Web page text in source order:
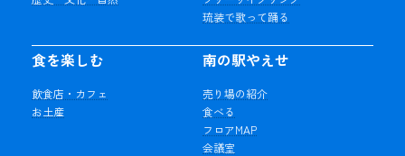
琉装で歌って踊る
食を楽しむ
飲食店・カフェ
お土産
南の駅やえせ
売り場の紹介
食べる
フロアMAP
会議室